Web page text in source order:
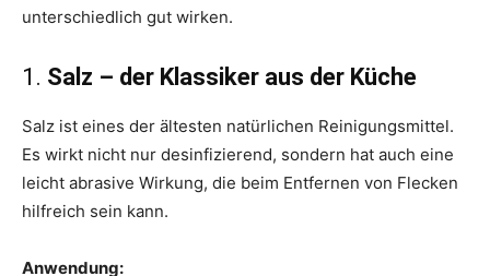
unterschiedlich gut wirken.
1. Salz – der Klassiker aus der Küche
Salz ist eines der ältesten natürlichen Reinigungsmittel.
Es wirkt nicht nur desinfizierend, sondern hat auch eine
leicht abrasive Wirkung, die beim Entfernen von Flecken
hilfreich sein kann.
Anwendung: